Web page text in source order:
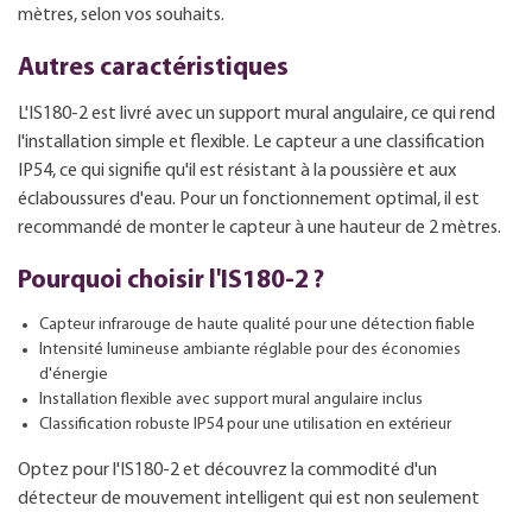
mètres, selon vos souhaits.
Autres caractéristiques
L'IS180-2 est livré avec un support mural angulaire, ce qui rend
l'installation simple et flexible. Le capteur a une classification
IP54, ce qui signifie qu'il est résistant à la poussière et aux
éclaboussures d'eau. Pour un fonctionnement optimal, il est
recommandé de monter le capteur à une hauteur de 2 mètres.
Pourquoi choisir l'IS180-2 ?
Capteur infrarouge de haute qualité pour une détection fiable
Intensité lumineuse ambiante réglable pour des économies
d'énergie
Installation flexible avec support mural angulaire inclus
Classification robuste IP54 pour une utilisation en extérieur
Optez pour l'IS180-2 et découvrez la commodité d'un
détecteur de mouvement intelligent qui est non seulement